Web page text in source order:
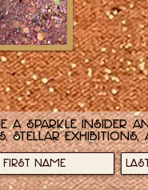
a sparkle insider
stellar exhibitions,